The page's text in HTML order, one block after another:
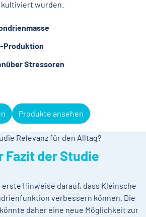
wurden.
Produktion
Stressoren
Produkte ansehen
Relevanz für den Alltag?
Fazit der Studie
Hinweise darauf, dass Kleinsche
verbessern können. Die
daher eine neue Möglichkeit zur